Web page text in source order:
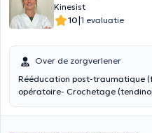
Kinesist
10|1 evaluatie
Over de zorgverlener
Rééducation post-traumatique
opératoire- Crochetage